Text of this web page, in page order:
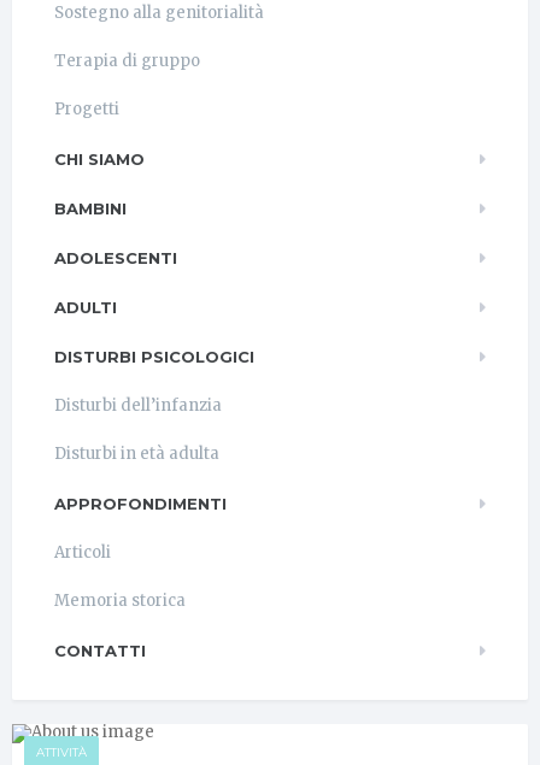
Sostegno alla genitorialità
Terapia di gruppo
Progetti
CHI SIAMO
BAMBINI
ADOLESCENTI
ADULTI
DISTURBI PSICOLOGICI
Disturbi dell’infanzia
Disturbi in età adulta
APPROFONDIMENTI
Articoli
Memoria storica
CONTATTI
ATTIVITÀ